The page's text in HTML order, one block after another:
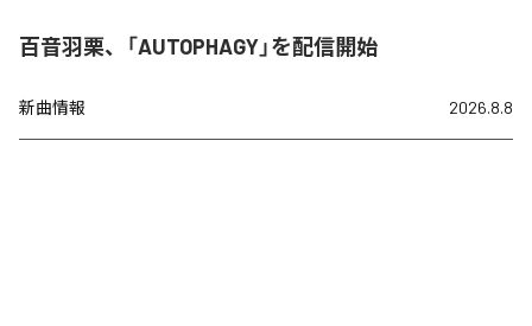
百音羽栗、「AUTOPHAGY」を配信開始
新曲情報 2026.8.8